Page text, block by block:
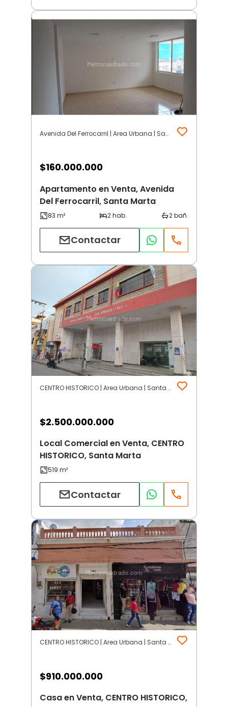
Avenida Del Ferrocarril | Area Urbana | Santa Marta
$160.000.000
Apartamento en Venta, Avenida
Del Ferrocarril, Santa Marta
Contactar
CENTRO HISTORICO | Area Urbana | Santa Marta
$2.500.000.000
Local Comercial en Venta, CENTRO
HISTORICO, Santa Marta
Contactar
CENTRO HISTORICO | Area Urbana | Santa Marta
$910.000.000
Casa en Venta, CENTRO HISTORICO,